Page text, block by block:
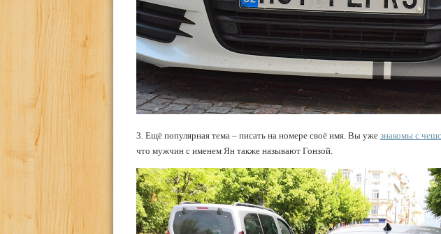
3. Ещё популярная тема – писать на номере своё имя. Вы уже знакомы с
что мужчин с именем Ян также называют Гонзой.